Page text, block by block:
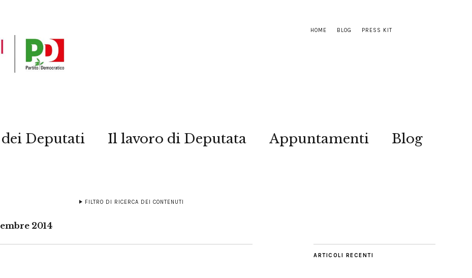
HOME BLOG PRESS KIT
Deputati Il lavoro di Deputata Appuntamenti Blog
FILTRO DI RICERCA DEI CONTENUTI
2014
ARTICOLI RECENTI